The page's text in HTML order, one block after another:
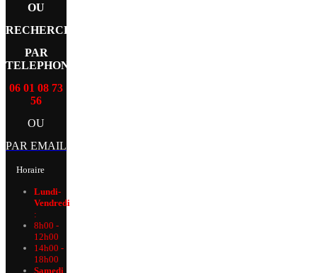
OU
RECHERCHE
PAR
TELEPHONE
06 01 08 73
56
OU
PAR EMAIL
Horaire
Lundi-
Vendredi
:
8h00 -
12h00
14h00 -
18h00
Samedi